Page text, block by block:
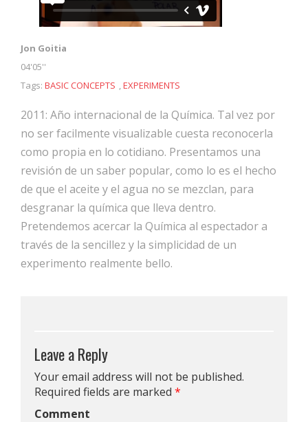
Jon Goitia
04'05''
Tags: BASIC CONCEPTS ,EXPERIMENTS
2011: Año internacional de la Química. Tal vez por
no ser facilmente visualizable cuesta reconocerla
como propia en lo cotidiano. Presentamos una
revisión de un saber popular, como lo es el hecho
de que el aceite y el agua no se mezclan, para
desgranar la química que lleva dentro.
Pretendemos acercar la Química al espectador a
través de la sencillez y la simplicidad de un
experimento realmente bello.
Leave a Reply
Your email address will not be published.
Required fields are marked *
Comment